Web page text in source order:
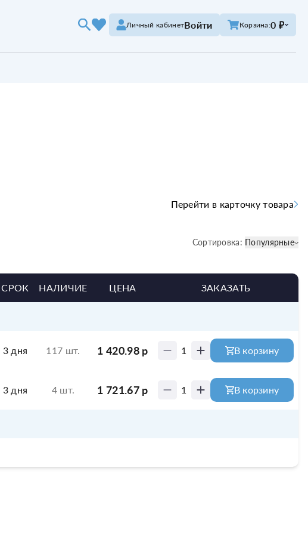
Личный кабинетВойти Корзина:0 ₽
Перейти в карточку товара
Сортировка: Популярные
СРОК НАЛИЧИЕ ЦЕНА ЗАКАЗАТЬ
3 дня 117 шт. 1 420.98р 1 В корзину
3 дня 4 шт. 1 721.67р 1 В корзину